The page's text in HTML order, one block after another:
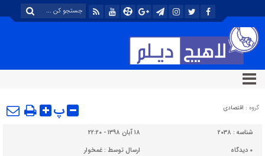
گروه : اقتصادی پ
شناسه : ۲۰۳۸
۱۸ آبان ۱۳۹۸ - ۲۲:۲۰
۰ دیدگاه ارسال توسط :غمخوار